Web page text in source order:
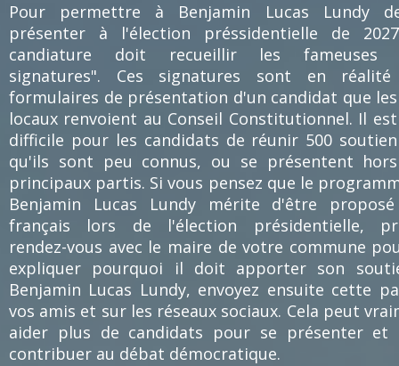
Pour permettre à Benjamin Lucas Lundy
présenter à l'élection préssidentielle de
candiature doit recueillir les fameuses
signatures". Ces signatures sont en
formulaires de présentation d'un candidat que
locaux renvoient au Conseil Constitutionnel. Il
difficile pour les candidats de réunir 500
qu'ils sont peu connus, ou se présentent
principaux partis. Si vous pensez que le
Benjamin Lucas Lundy mérite d'être
français lors de l'élection présidentielle,
rendez-vous avec le maire de votre commune
expliquer pourquoi il doit apporter son
Benjamin Lucas Lundy, envoyez ensuite cette
vos amis et sur les réseaux sociaux. Cela peut
aider plus de candidats pour se présenter et
contribuer au débat démocratique.